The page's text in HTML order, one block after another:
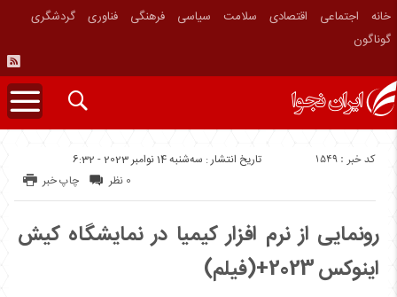
خانه اجتماعی اقتصادی سلامت سیاسی فرهنگی فناوری
گردشگری
گوناگون
تاریخ انتشار : سه‌شنبه 14 نوامبر 2023 - 6:32 کد خبر : 1549
چاپ خبر 0 نظر
رونمایی از نرم افزار کیمیا در نمایشگاه کیش
اینوکس 2023+(فیلم)